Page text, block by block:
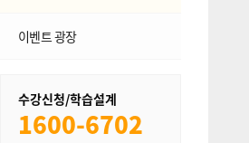
이벤트 광장
수강신청/학습설계
1600-6702